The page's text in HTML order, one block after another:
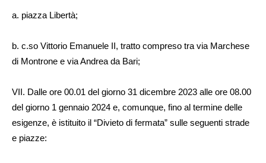
a. piazza Libertà;
b. c.so Vittorio Emanuele II, tratto compreso tra via Marchese
di Montrone e via Andrea da Bari;
VII. Dalle ore 00.01 del giorno 31 dicembre 2023 alle ore 08.00
del giorno 1 gennaio 2024 e, comunque, fino al termine delle
esigenze, è istituito il “Divieto di fermata” sulle seguenti strade
e piazze: